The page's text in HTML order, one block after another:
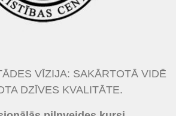
VĪZIJA: SAKĀRTOTĀ VIDĒ
DZĪVES KVALITĀTE.